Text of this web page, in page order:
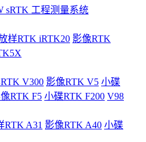
sRTK 工程测量系统
样RTK iRTK20 影像RTK
V300 影像RTK V5 小碟
RTK F5 小碟RTK F200 V98
RTK A31 影像RTK A40 小碟